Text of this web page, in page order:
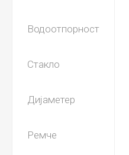
Водоотпорност
Стакло
Дијаметер
Ремче